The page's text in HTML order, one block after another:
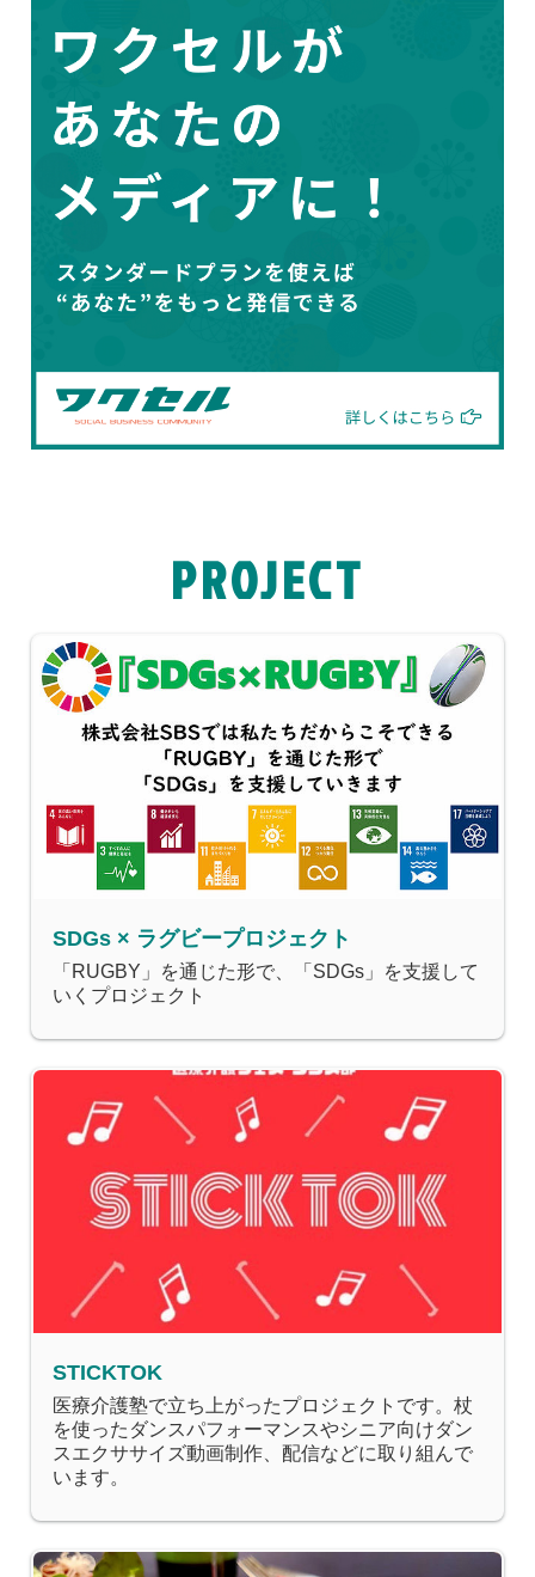
PROJECT
SDGs × ラグビープロジェクト
「RUGBY」を通じた形で、「SDGs」を支援して
いくプロジェクト
STICKTOK
医療介護塾で立ち上がったプロジェクトです。杖
を使ったダンスパフォーマンスやシニア向けダン
スエクササイズ動画制作、配信などに取り組んで
います。